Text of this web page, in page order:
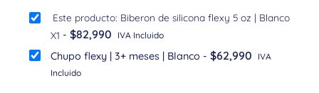
Este producto: Biberon de silicona flexy 5 oz | Blanco
X1 - $82,990 IVA Incluido
Chupo flexy | 3+ meses | Blanco - $62,990
IVA
Incluido